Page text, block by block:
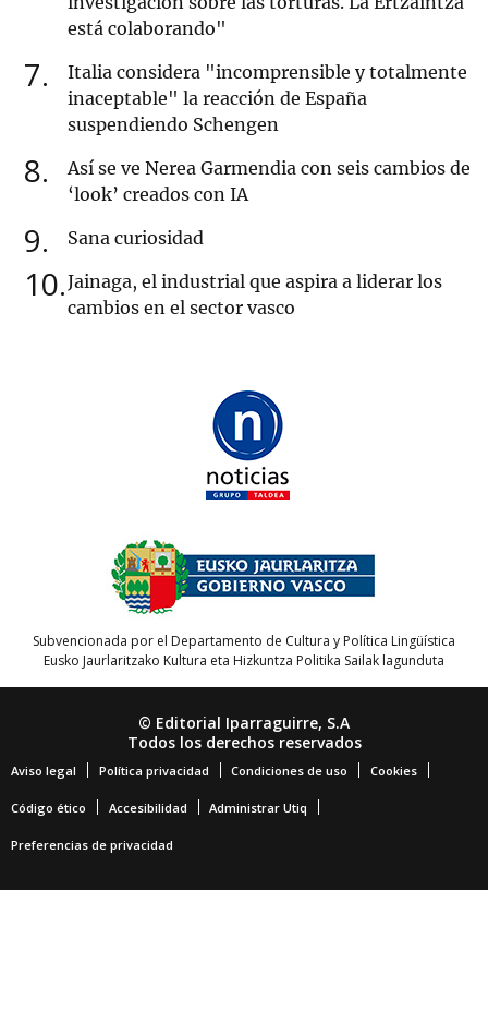
está colaborando"
7
Italia considera "incomprensible y totalmente
inaceptable" la reacción de España
suspendiendo Schengen
8
Así se ve Nerea Garmendia con seis cambios de
‘look’ creados con IA
9 Sana curiosidad
10 Jainaga, el industrial que aspira a liderar los
cambios en el sector vasco
Subvencionada por el Departamento de Cultura y Política Lingüística
Eusko Jaurlaritzako Kultura eta Hizkuntza Politika Sailak lagunduta
© Editorial Iparraguirre, S.A
Todos los derechos reservados
Aviso legal Política privacidad Condiciones de uso Cookies
Código ético Accesibilidad Administrar Utiq
Preferencias de privacidad